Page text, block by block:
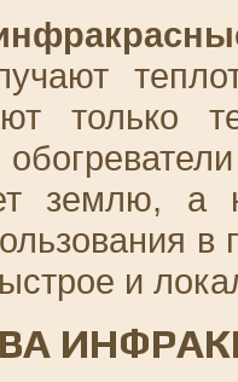
только
землю, а
и